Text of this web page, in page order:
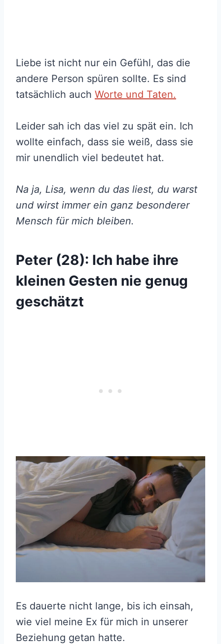
Liebe ist nicht nur ein Gefühl, das die
andere Person spüren sollte. Es sind
tatsächlich auch Worte und Taten.
Leider sah ich das viel zu spät ein. Ich
wollte einfach, dass sie weiß, dass sie
mir unendlich viel bedeutet hat.
Na ja, Lisa, wenn du das liest, du warst
und wirst immer ein ganz besonderer
Mensch für mich bleiben.
Peter (28): Ich habe ihre
kleinen Gesten nie genug
geschätzt
Es dauerte nicht lange, bis ich einsah,
wie viel meine Ex für mich in unserer
Beziehung getan hatte.